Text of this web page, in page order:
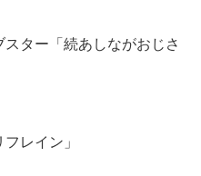
スター「続あしながおじさ
レイン」